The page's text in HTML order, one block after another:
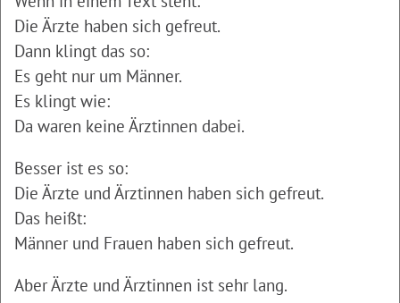
Die Ärzte haben sich gefreut.
Dann klingt das so:
Es geht nur um Männer.
Es klingt wie:
Da waren keine Ärztinnen dabei.
Besser ist es so:
Die Ärzte und Ärztinnen haben sich gefreut.
Das heißt:
Männer und Frauen haben sich gefreut.
Aber Ärzte und Ärztinnen ist sehr lang.